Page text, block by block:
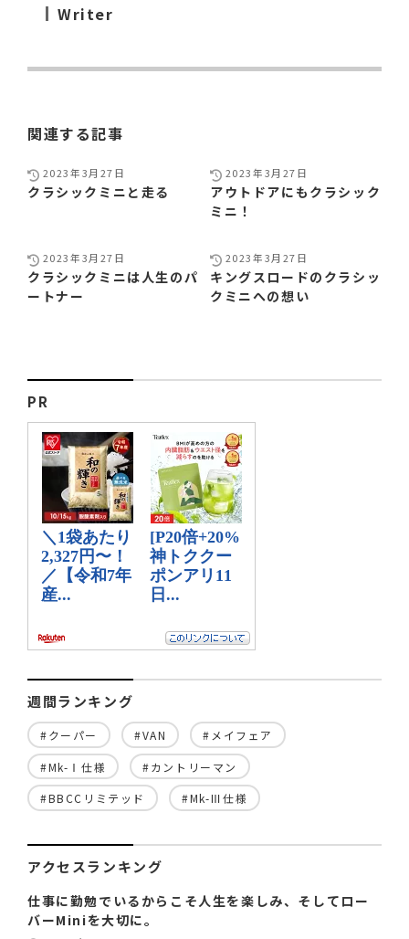
Writer
関連する記事
2023年3月27日
クラシックミニと走る
2023年3月27日
アウトドアにもクラシック
ミニ！
2023年3月27日
クラシックミニは人生のパ
ートナー
2023年3月27日
キングスロードのクラシッ
クミニへの想い
PR
週間ランキング
#クーパー #VAN #メイフェア
#Mk-Ⅰ仕様 #カントリーマン
#BBCCリミテッド #Mk-Ⅲ仕様
アクセスランキング
仕事に勤勉でいるからこそ人生を楽しみ、そしてロー
バーMiniを大切に。